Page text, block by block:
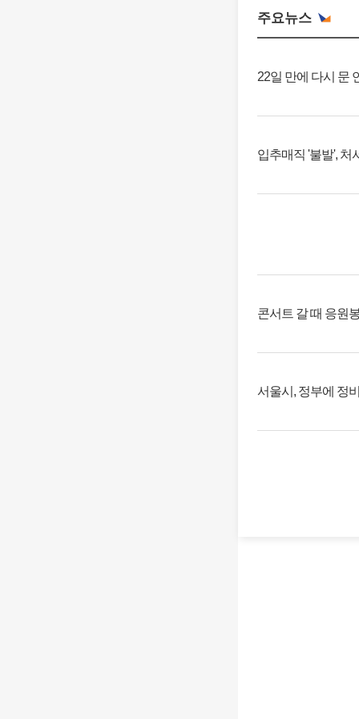
주요뉴스
22일 만에 다시 문
입추매직 '불발', 처
콘서트 갈 때 응원
서울시, 정부에 정